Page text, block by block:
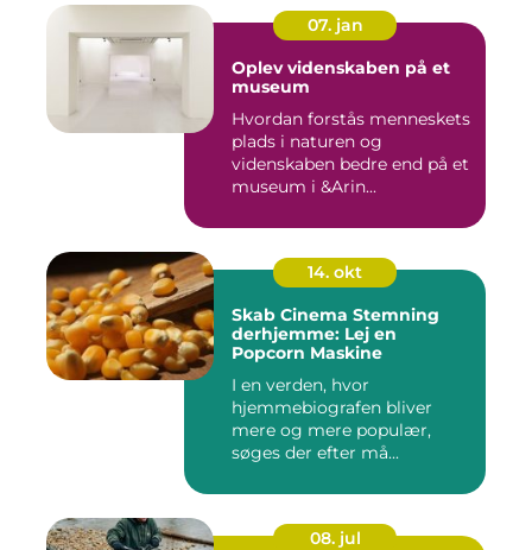
07. jan
Oplev videnskaben på et
museum
Hvordan forstås menneskets
plads i naturen og
videnskaben bedre end på et
museum i &Arin...
14. okt
Skab Cinema Stemning
derhjemme: Lej en
Popcorn Maskine
I en verden, hvor
hjemmebiografen bliver
mere og mere populær,
søges der efter må...
08. jul